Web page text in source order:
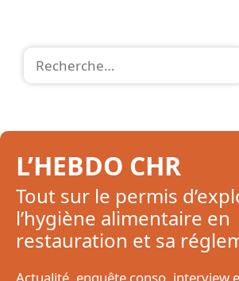
L’HEBDO CHR
Tout sur le permis
l’hygiène alimentaire en
restauration et sa
Actualité, enquête conso, interview